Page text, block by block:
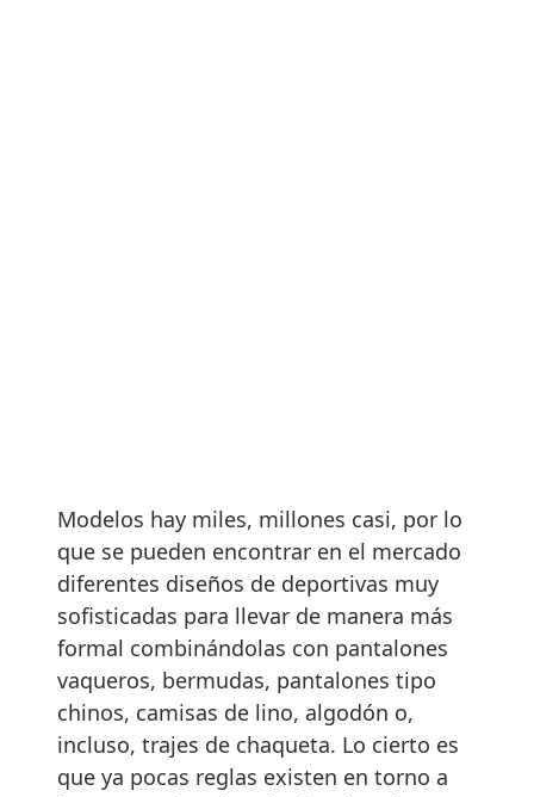
Modelos hay miles, millones casi, por lo
que se pueden encontrar en el mercado
diferentes diseños de deportivas muy
sofisticadas para llevar de manera más
formal combinándolas con pantalones
vaqueros, bermudas, pantalones tipo
chinos, camisas de lino, algodón o,
incluso, trajes de chaqueta. Lo cierto es
que ya pocas reglas existen en torno a